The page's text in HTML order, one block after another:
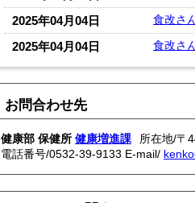
2025年04月04日 食改さ
2025年04月04日 食改さ
お問合わせ先
健康部 保健所 健康増進課
所在地/〒
電話番号/0532-39-9133 E-mail/